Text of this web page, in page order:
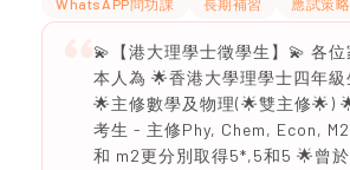
WhatsAPP問功課 長期補習 應試策略
💫【港大理學士徵學生】💫 各位
本人為 🌟香港大學理學士四年級
🌟主修數學及物理(🌟雙主修🌟)
考生 - 主修Phy, Chem, Econ,
和 m2更分別取得5*,5和5 🌟曾